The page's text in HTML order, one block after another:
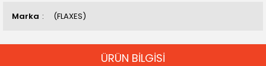
Marka (FLAXES)
ÜRÜN BİLGİSİ